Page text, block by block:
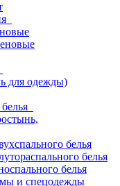
для одежды)
белья
белья
белья
и спецодежды